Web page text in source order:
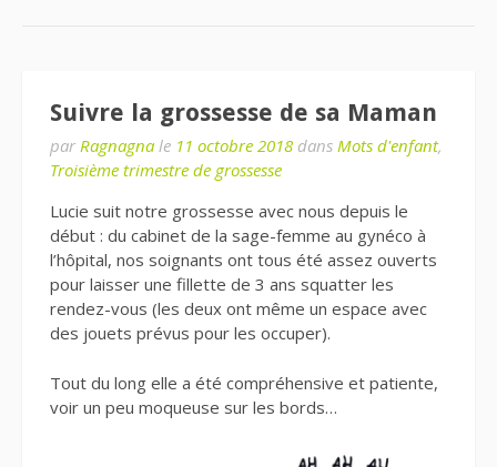
Suivre la grossesse de sa Maman
par Ragnagna le 11 octobre 2018 dans Mots d'enfant,
Troisième trimestre de grossesse
Lucie suit notre grossesse avec nous depuis le
début : du cabinet de la sage-femme au gynéco à
l’hôpital, nos soignants ont tous été assez ouverts
pour laisser une fillette de 3 ans squatter les
rendez-vous (les deux ont même un espace avec
des jouets prévus pour les occuper).
Tout du long elle a été compréhensive et patiente,
voir un peu moqueuse sur les bords…